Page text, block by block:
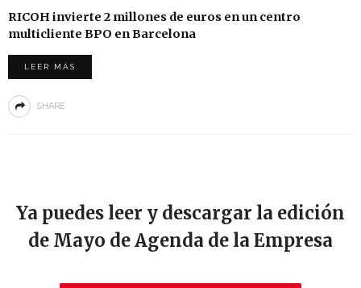
RICOH invierte 2 millones de euros en un centro
multicliente BPO en Barcelona
LEER MÁS
SHARE
Ya puedes leer y descargar la edición
de Mayo de Agenda de la Empresa